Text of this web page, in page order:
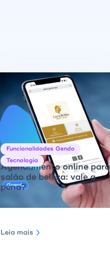
Funcionalidades Gendo
Tecnologia
Agendamento online para
salão de beleza: vale a
pena?
Leia mais